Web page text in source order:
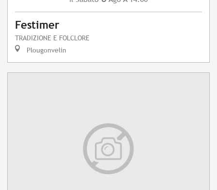
Festimer
TRADIZIONE E FOLCLORE
Plougonvelin